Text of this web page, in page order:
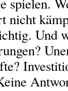
nicht
Und